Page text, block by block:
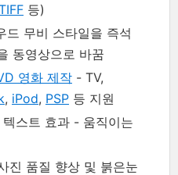
등)
드 무비 스타일을 즉석
동영상으로 바꿈
영화 제작 - TV,
, iPod, PSP 등 지원
스트 효과 - 움직이는
진 품질 향상 및 붉은눈